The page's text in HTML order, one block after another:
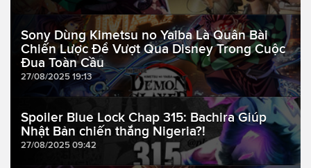
Sony Dùng Kimetsu no Yaiba Là Quân Bài
Chiến Lược Để Vượt Qua Disney Trong Cuộc
Đua Toàn Cầu
27/08/2025 19:13
Spoiler Blue Lock Chap 315: Bachira Giúp
Nhật Bản chiến thắng Nigeria?!
27/08/2025 09:42